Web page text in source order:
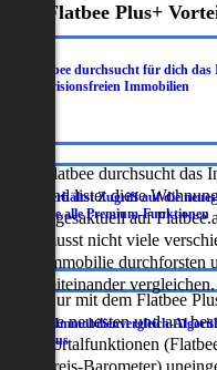
Flatbee Plus+
Flatbee durchsucht für dich
provisionsfreien Immobilien
Flatbee durchsucht
und listet diese
tagesaktuell auf
musst nicht viele
Immobilie durchforsten
miteinander vergleichen.
Du erhältst Zugriff auf die
sowie alle Premium-Funktionen
Nur mit dem Flatbee
die neuesten und am
Portalfunktionen
Der Immobilienvergleich-
heraus